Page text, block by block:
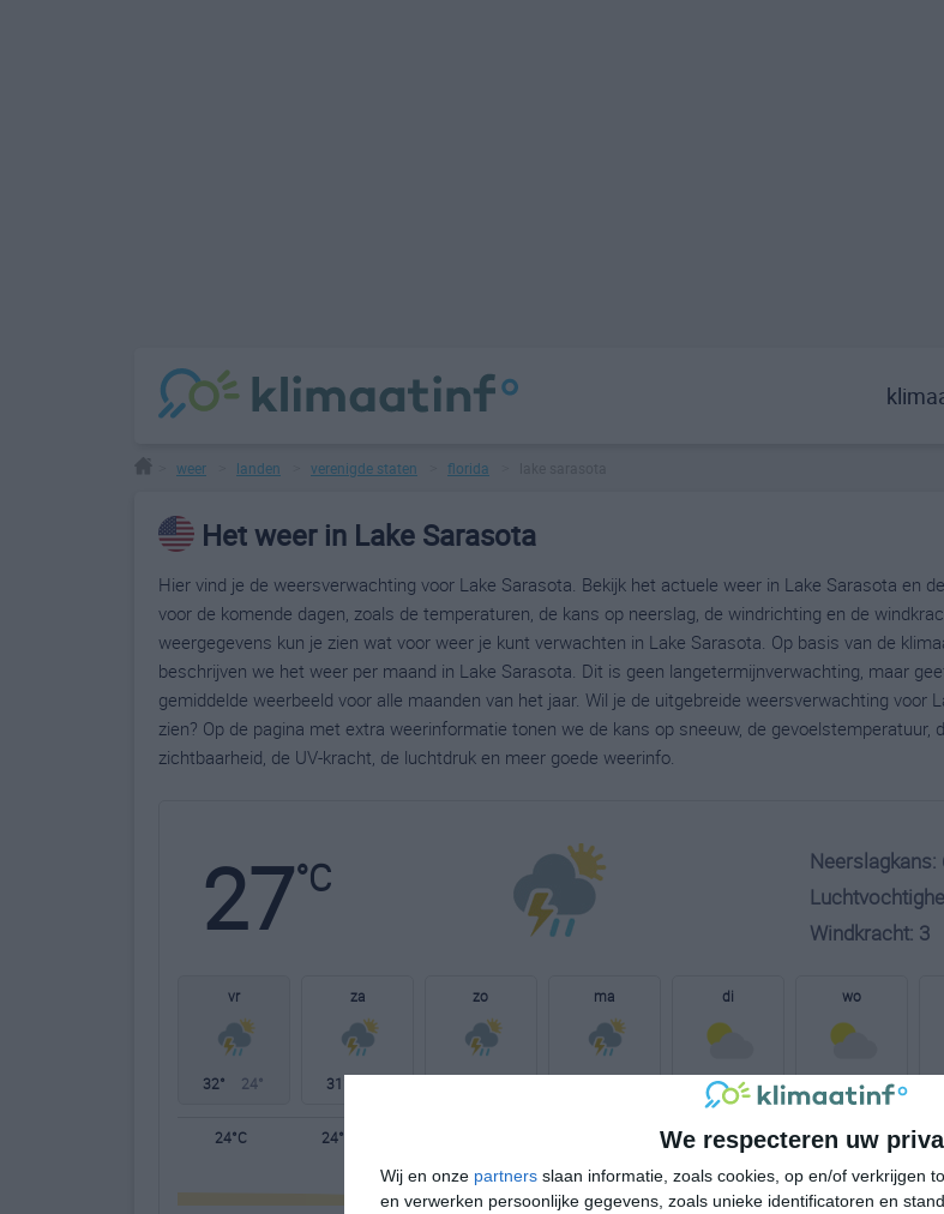
We respecteren uw
Wij en onze partners slaan informatie, zoals cookies, op en/of verkrijgen
en verwerken persoonlijke gegevens, zoals unieke identificatoren en
weer landen verenigde staten florida
Het weer in Lake Sarasota
Hier vind je de weersverwachting voor Lake Sarasota. Bekijk het actuele weer in Lake Sarasota en
voor de komende dagen, zoals de temperaturen, de kans op neerslag, de windrichting en de
weergegevens kun je zien wat voor weer je kunt verwachten in Lake Sarasota. Op basis van de
beschrijven we het weer per maand in Lake Sarasota. Dit is geen langetermijnverwachting, maar
gemiddelde weerbeeld voor alle maanden van het jaar. Wil je de uitgebreide weersverwachting voor
zien? Op de pagina met extra weerinformatie tonen we de kans op sneeuw, de gevoelstemperatuur,
zichtbaarheid, de UV-kracht, de luchtdruk en meer goede weerinfo.
27°C
Neerslagkans:
Windkracht: 3
vr
32° 24°
za
31°
zo ma di
33° 24°
wo
24°
24°C 24°C 30°C 29°C 28°C